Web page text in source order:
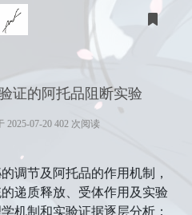
证的阿托品阻断实验
2025-07-20 402 次阅读
调节及阿托品的作用机制，
递质释放、受体作用及实验
机制和实验证据逐层分析：